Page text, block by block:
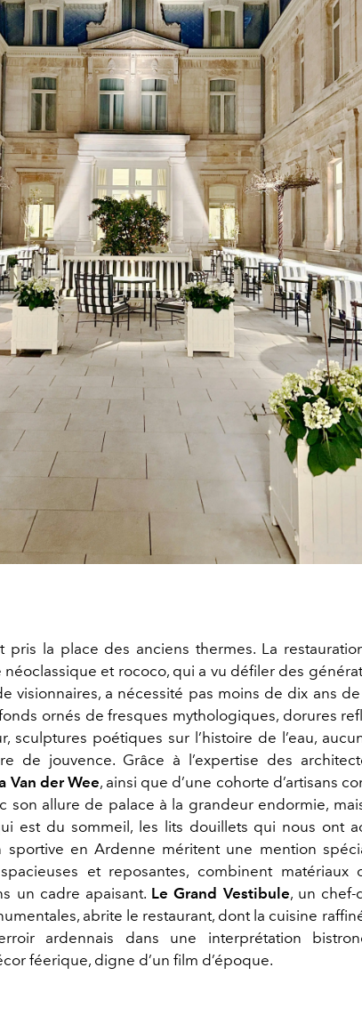
la place des anciens thermes. La
néoclassique et rococo, qui a vu défiler des
visionnaires, a nécessité pas moins de dix ans de
ornés de fresques mythologiques, dorures
sculptures poétiques sur l’histoire de l’eau,
de jouvence. Grâce à l’expertise des
Van der Wee, ainsi que d’une cohorte d’artisans
son allure de palace à la grandeur endormie,
est du sommeil, les lits douillets qui nous ont
sportive en Ardenne méritent une mention
et reposantes, combinent matériaux
un cadre apaisant. Le Grand Vestibule, un chef-
abrite le restaurant, dont la cuisine
ardennais dans une interprétation
féerique, digne d’un film d’époque.